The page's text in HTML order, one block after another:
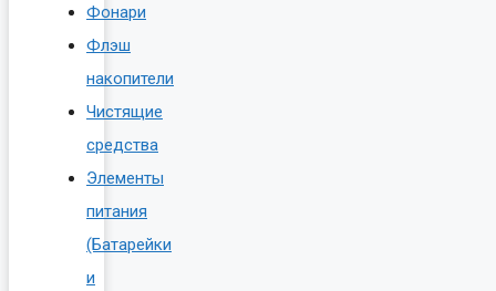
Фонари
Флэш
накопители
Чистящие
средства
Элементы
питания
(Батарейки
и